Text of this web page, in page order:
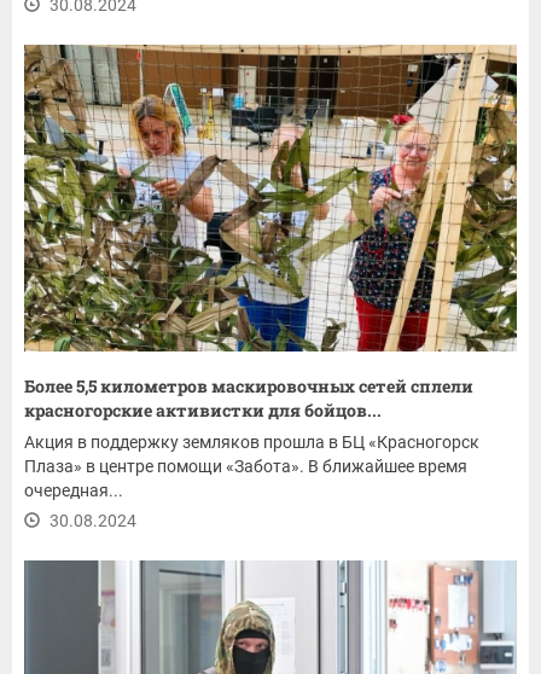
30.08.2024
Более 5,5 километров маскировочных сетей сплели
красногорские активистки для бойцов...
Акция в поддержку земляков прошла в БЦ «Красногорск
Плаза» в центре помощи «Забота». В ближайшее время
очередная...
30.08.2024